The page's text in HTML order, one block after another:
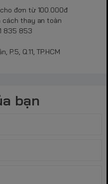
đơn từ 100.000đ
cách thay an toàn
835 853
Q.11, TP.HCM
bạn